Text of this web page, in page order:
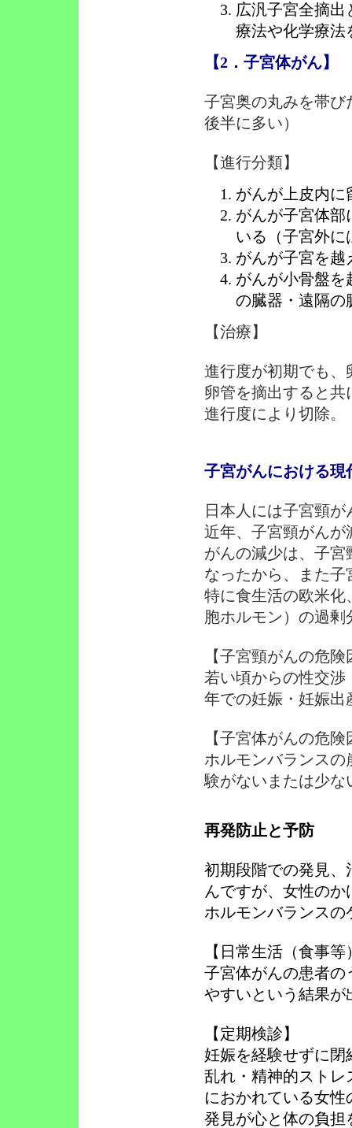
広汎子宮全摘
療法や化学療法
【2．子宮体がん】
子宮奥の丸みを帯び
後半に多い）
【進行分類】
がんが上皮内に
がんが子宮体部
いる（子宮外に
がんが子宮を越
がんが小骨盤を
の臓器・遠隔の
【治療】
進行度が初期でも、
卵管を摘出すると
進行度により切除。
子宮がんにおける現
日本人には子宮頸
近年、子宮頸がんが
がんの減少は、子
なったから、また
特に食生活の欧米化
胞ホルモン）の過
【子宮頸がんの危険
若い頃からの性交
年での妊娠・妊娠出
【子宮体がんの危険
ホルモンバランス
験がないまたは少な
再発防止と予防
初期段階での発見、
んですが、女性の
ホルモンバランス
【日常生活（食事
子宮体がんの患者の
やすいという結果が
【定期検診】
妊娠を経験せずに閉
乱れ・精神的ストレ
におかれている女
発見が心と体の負担